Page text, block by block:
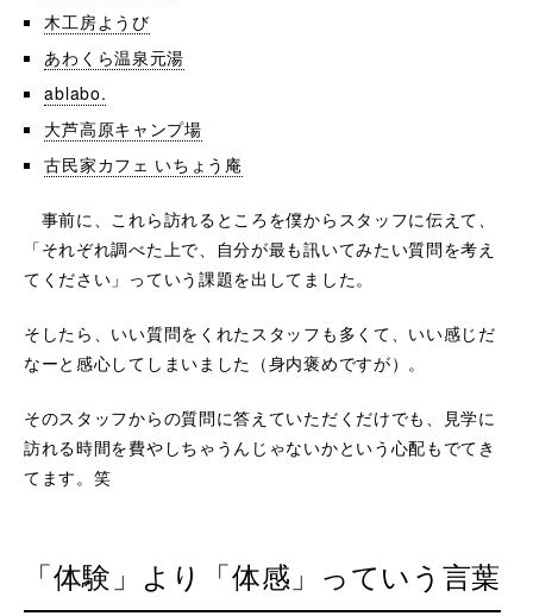
木工房ようび
あわくら温泉元湯
ablabo.
大芦高原キャンプ場
古民家カフェ いちょう庵
事前に、これら訪れるところを僕からスタッフに伝えて、
「それぞれ調べた上で、自分が最も訊いてみたい質問を考え
てください」っていう課題を出してました。
そしたら、いい質問をくれたスタッフも多くて、いい感じだ
なーと感心してしまいました（身内褒めですが）。
そのスタッフからの質問に答えていただくだけでも、見学に
訪れる時間を費やしちゃうんじゃないかという心配もでてき
てます。笑
「体験」より「体感」っていう言葉